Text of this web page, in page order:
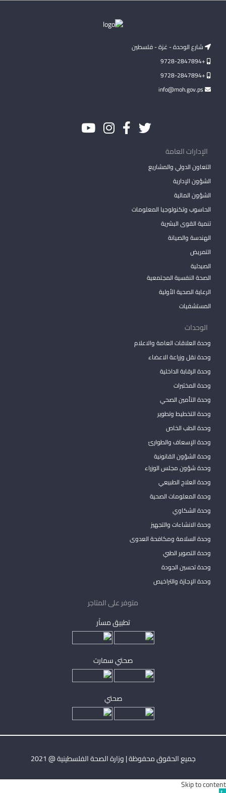
شارع الوحدة - غزة - فلسطين
+9728-2847894
+9728-2847894
الإدارات العامة
التعاون الدولي والمشاريع
الشؤون الإدارية
الشؤون المالية
الحاسوب وتكنولوجيا المعلومات
تنمية القوى البشرية
الهندسة والصيانة
التمريض
الصيدلية
الصحة النفسية المجتمعية
الرعاية الصحية الأولية
المستشفيات
الوحدات
وحدة العلاقات العامة والاعلام
وحدة نقل وزراعة الاعضاء
وحدة الرقابة الداخلية
وحدة المختبرات
وحدة التأمين الصحي
وحدة التخطيط وتطوير
وحدة الطب الخاص
وحدة الإسعاف والطوارئ
وحدة الشؤون القانونية
وحدة شؤون مجلس الوزراء
وحدة العلاج الطبيعي
وحدة المعلومات الصحية
وحدة الشكاوي
وحدة الانشاءات والتجهيز
وحدة السلامة ومكافحة العدوى
وحدة التصوير الطبي
وحدة تحسين الجودة
وحدة الإجازة والتراخيص
متوفر على المتاجر
تطبيق مساْر
صحتي سمارت
صحتي
جميع الحقوق محفوظة | وزارة الصحة الفلسطينية @ 2021
Skip to content